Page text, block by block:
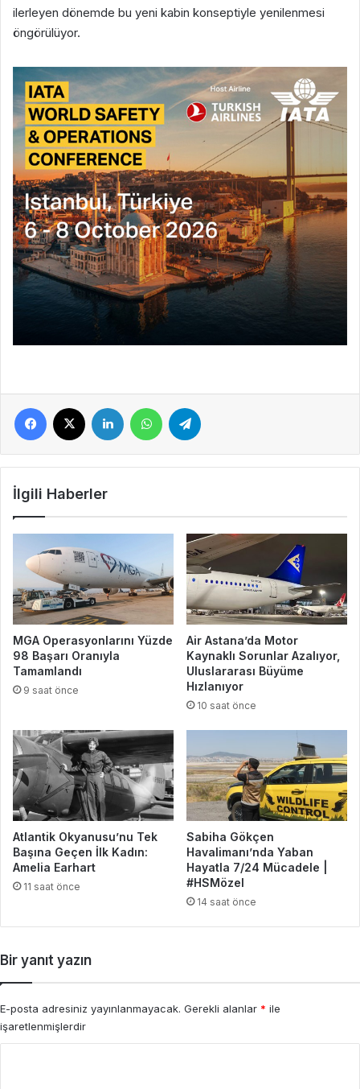
ilerleyen dönemde bu yeni kabin konseptiyle yenilenmesi
öngörülüyor.
Facebook LinkedIn WhatsApp
İlgili Haberler
MGA Operasyonlarını Yüzde
98 Başarı Oranıyla
Tamamlandı
9 saat önce
Air Astana’da Motor
Kaynaklı Sorunlar Azalıyor,
Uluslararası Büyüme
Hızlanıyor
10 saat önce
Atlantik Okyanusu’nu Tek
Başına Geçen İlk Kadın:
Amelia Earhart
11 saat önce
Sabiha Gökçen
Havalimanı’nda Yaban
Hayatla 7/24 Mücadele |
#HSMözel
14 saat önce
Bir yanıt yazın
E-posta adresiniz yayınlanmayacak. Gerekli alanlar * ile
işaretlenmişlerdir